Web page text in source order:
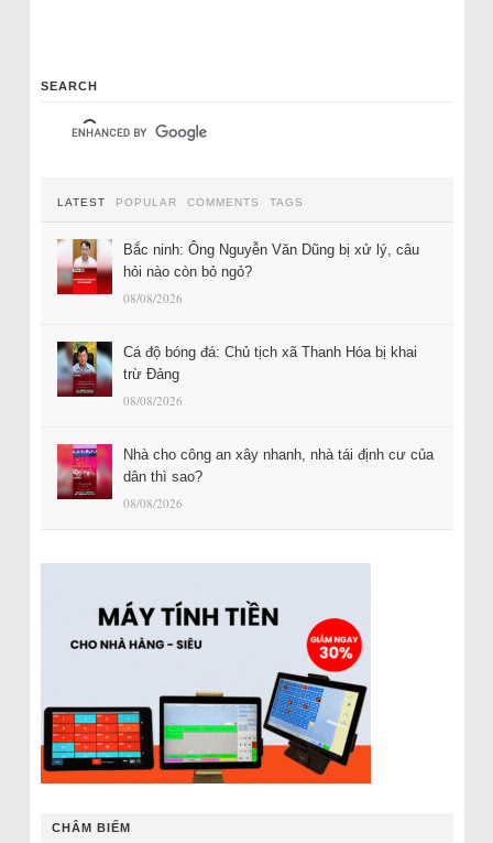
SEARCH
LATEST POPULAR COMMENTS TAGS
Bắc ninh: Ông Nguyễn Văn Dũng bị xử lý, câu
hỏi nào còn bỏ ngỏ?
08/08/2026
Cá độ bóng đá: Chủ tịch xã Thanh Hóa bị khai
trừ Đảng
08/08/2026
Nhà cho công an xây nhanh, nhà tái định cư của
dân thì sao?
08/08/2026
CHÂM BIẾM